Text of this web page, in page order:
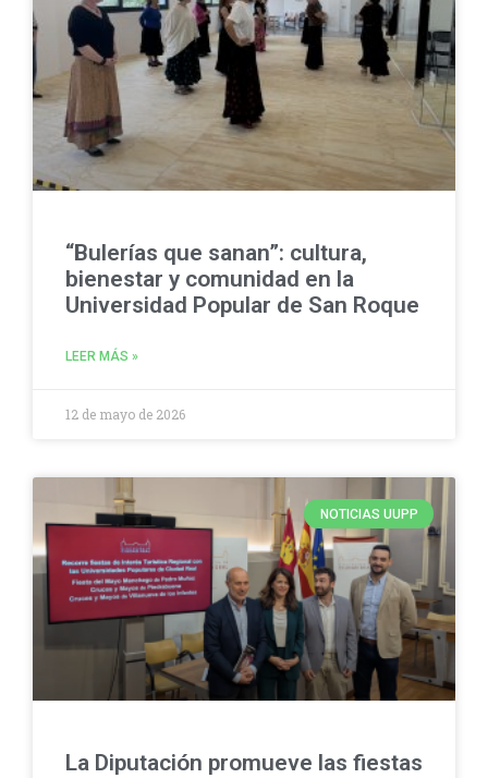
“Bulerías que sanan”: cultura,
bienestar y comunidad en la
Universidad Popular de San Roque
LEER MÁS »
12 de mayo de 2026
NOTICIAS UUPP
La Diputación promueve las fiestas